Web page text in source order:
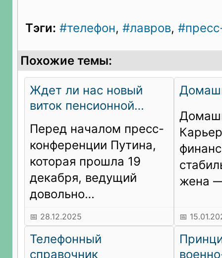
Тэги: #телефон, #лавров,
Похожие темы:
Ждет ли нас новый
виток пенсионной
реформы и каковы
итоги предыдущего?
Перед началом пресс-
конференции Путина,
которая прошла 19
декабря, ведущий
довольно
эмоционально
вспомнил про некие
«транспаранты» и
📅 28.12.2025
жена
к
план
📅
Телефонный
справочник